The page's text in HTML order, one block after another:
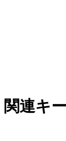
関連キ